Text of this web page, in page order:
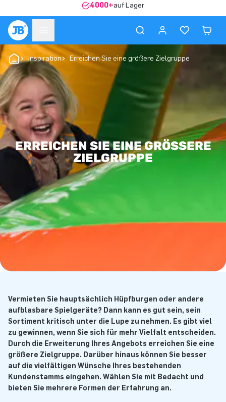
4000+auf Lager
Inspiration Erreichen Sie eine größere Zielgruppe
ERREICHEN SIE EINE GRÖSSERE Z
IELGRUPPE
Vermieten Sie hauptsächlich Hüpfburgen oder andere
aufblasbare Spielgeräte? Dann kann es gut sein, sein
Sortiment kritisch unter die Lupe zu nehmen. Es gibt viel
zu gewinnen, wenn Sie sich für mehr Vielfalt entscheiden.
Durch die Erweiterung Ihres Angebots erreichen Sie eine
größere Zielgruppe. Darüber hinaus können Sie besser
auf die vielfältigen Wünsche Ihres bestehenden
Kundenstamms eingehen. Wählen Sie mit Bedacht und
bieten Sie mehrere Formen der Erfahrung an.